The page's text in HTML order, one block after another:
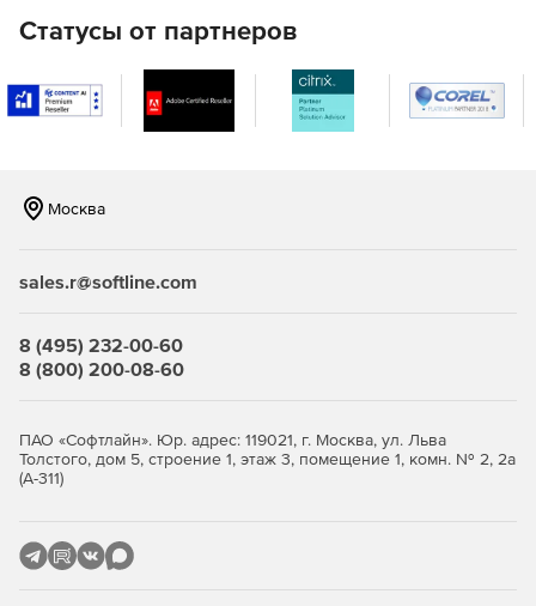
позволяет полноценно экспериментировать с новыми
VEGAS Movie Studio
Помощник при работе над видео.
редактирование.
VEGAS Movie Studio Platinum
Предельное точное отслеживание.
класса.
Статусы от партнеров
Москва
sales.r@softline.com
8 (495) 232-00-60
8 (800) 200-08-60
ПАО «Софтлайн». Юр. адрес: 119021, г. Москва, ул. Льва
Толстого, дом 5, строение 1, этаж 3, помещение 1, комн. № 2, 2а
(А-311)